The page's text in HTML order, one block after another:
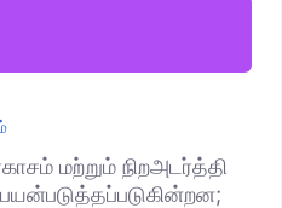
மற்றும் நிறஅடர்த்தி